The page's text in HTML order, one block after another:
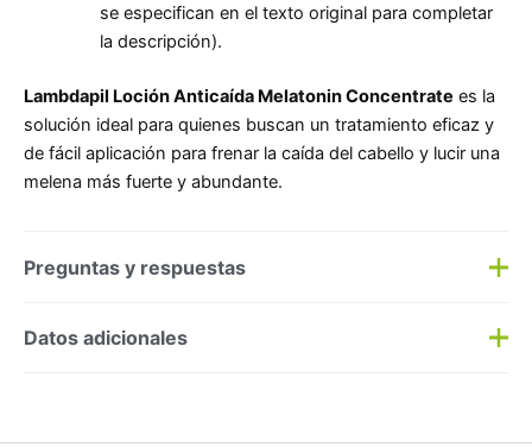
se especifican en el texto original para completar
la descripción).
Lambdapil Loción Anticaída Melatonin Concentrate es la
solución ideal para quienes buscan un tratamiento eficaz y
de fácil aplicación para frenar la caída del cabello y lucir una
melena más fuerte y abundante.
Preguntas y respuestas
Preguntas y respuestas
Datos adicionales